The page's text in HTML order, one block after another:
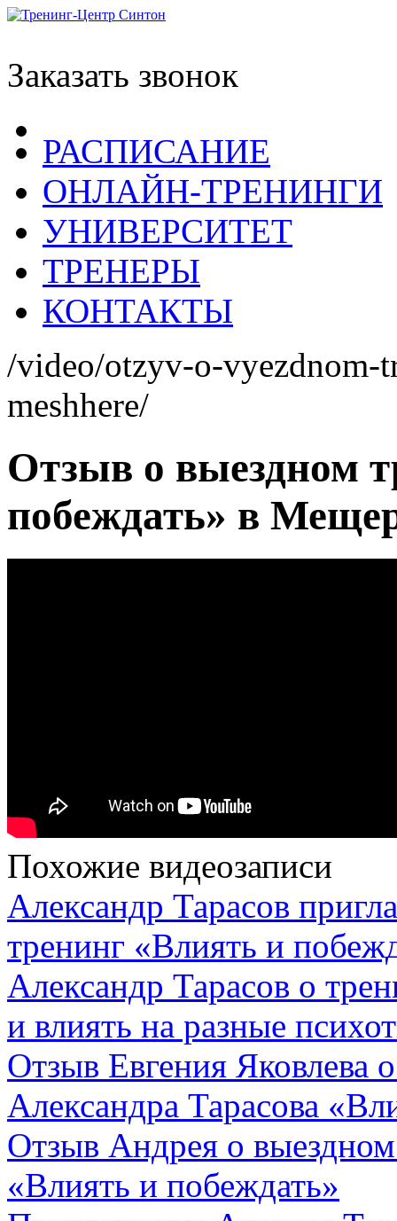
Заказать звонок
РАСПИСАНИЕ
ОНЛАЙН-ТРЕНИНГИ
УНИВЕРСИТЕТ
ТРЕНЕРЫ
КОНТАКТЫ
/video/otzyv-o-vyezdnom-
meshhere/
Отзыв о выездном
побеждать» в
Похожие видеозаписи
Александр Тарасов
тренинг «Влиять и
Александр Тарасов о
и влиять на разные
Отзыв Евгения Яковлева
Александра Тарасова
Отзыв Андрея о выездном
«Влиять и побеждать»